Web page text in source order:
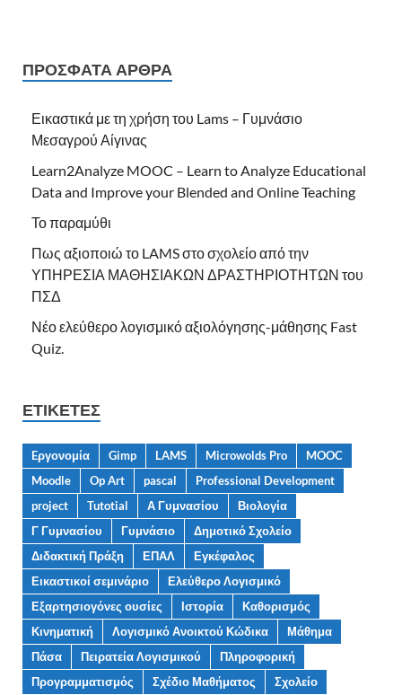
ΠΡΌΣΦΑΤΑ ΆΡΘΡΑ
Εικαστικά με τη χρήση του Lams – Γυμνάσιο
Μεσαγρού Αίγινας
Learn2Analyze MOOC – Learn to Analyze Educational
Data and Improve your Blended and Online Teaching
Το παραμύθι
Πως αξιοποιώ το LAMS στο σχολείο από την
ΥΠΗΡΕΣΙΑ ΜΑΘΗΣΙΑΚΩΝ ΔΡΑΣΤΗΡΙΟΤΗΤΩΝ του
ΠΣΔ
Νέο ελεύθερο λογισμικό αξιολόγησης-μάθησης Fast
Quiz.
ΕΤΙΚΈΤΕΣ
Eργονομία Gimp LAMS Microwolds Pro
MOOC
Moodle
Op Art pascal
Professional Development
project
Tutotial Α Γυμνασίου
Βιολογία
Γ Γυμνασίου
Γυμνάσιο
Δημοτικό Σχολείο
Διδακτική Πράξη
ΕΠΑΛ
Εγκέφαλος
Εικαστικοί σεμινάριο
Ελεύθερο Λογισμικό
Εξαρτησιογόνες ουσίες
Ιστορία
Καθορισμός
Κινηματική
Λογισμικό Ανοικτού Κώδικα
Μάθημα
Πάσα
Πειρατεία Λογισμικού
Πληροφορική
Προγραμματισμός
Σχέδιο Μαθήματος Σχολείο